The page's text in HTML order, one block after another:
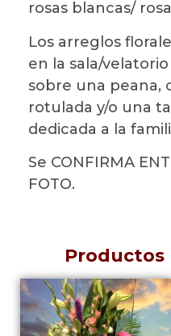
rosas blancas/
Los arreglos
en la sala/
sobre una peana,
rotulada y/o una
dedicada a la
Se CONFIRMA
FOTO.
Productos